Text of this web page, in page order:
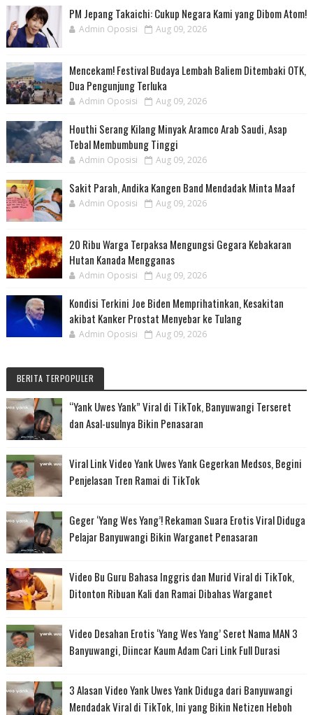
PM Jepang Takaichi: Cukup Negara Kami yang Dibom Atom!
Admin Oposisi Aug 09, 2026
Mencekam! Festival Budaya Lembah Baliem Ditembaki OTK,
Dua Pengunjung Terluka
Admin Oposisi Aug 09, 2026
Houthi Serang Kilang Minyak Aramco Arab Saudi, Asap
Tebal Membumbung Tinggi
Admin Oposisi Aug 09, 2026
Sakit Parah, Andika Kangen Band Mendadak Minta Maaf
Admin Oposisi Aug 09, 2026
20 Ribu Warga Terpaksa Mengungsi Gegara Kebakaran
Hutan Kanada Mengganas
Admin Oposisi Aug 09, 2026
Kondisi Terkini Joe Biden Memprihatinkan, Kesakitan
akibat Kanker Prostat Menyebar ke Tulang
Admin Oposisi Aug 09, 2026
BERITA TERPOPULER
“Yank Uwes Yank” Viral di TikTok, Banyuwangi Terseret
dan Asal-usulnya Bikin Penasaran
Viral Link Video Yank Uwes Yank Gegerkan Medsos, Begini
Penjelasan Tren Ramai di TikTok
Geger ‘Yang Wes Yang’! Rekaman Suara Erotis Viral Diduga
Pelajar Banyuwangi Bikin Warganet Penasaran
Video Bu Guru Bahasa Inggris dan Murid Viral di TikTok,
Ditonton Ribuan Kali dan Ramai Dibahas Warganet
Video Desahan Erotis ‘Yang Wes Yang’ Seret Nama MAN 3
Banyuwangi, Diincar Kaum Adam Cari Link Full Durasi
3 Alasan Video Yank Uwes Yank Diduga dari Banyuwangi
Mendadak Viral di TikTok, Ini yang Bikin Netizen Heboh